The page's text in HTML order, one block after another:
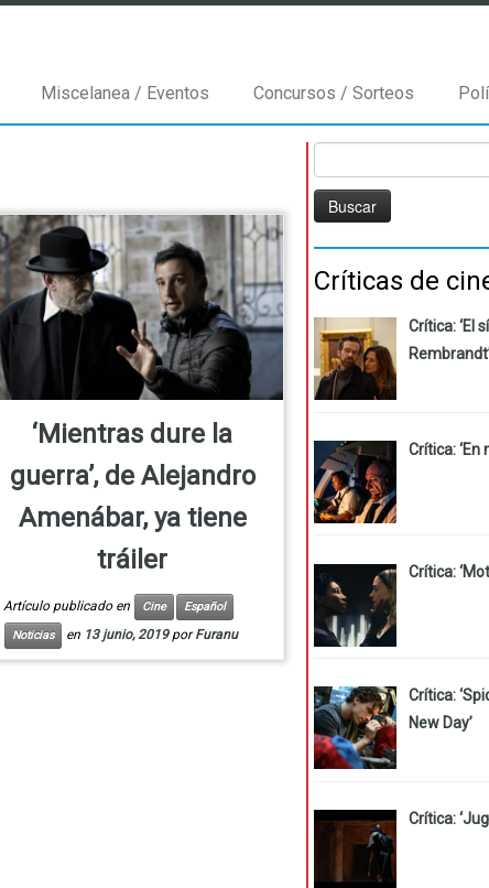
Miscelanea / Eventos Concursos / Sorteos
‘Mientras dure la
guerra’, de Alejandro
Amenábar, ya tiene
tráiler
Artículo publicado en Cine
Español
Noticias
en 13 junio, 2019 porFuranu
Críticas de
Crítica: ‘El
Crítica: ‘En
Crítica:
Crítica:
New Day’
Crítica: